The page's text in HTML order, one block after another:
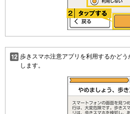
歩きスマホ注意アプリを利用するかど
します。